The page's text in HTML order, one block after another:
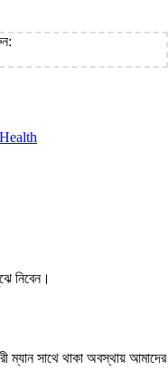
নিবেন।
ম্যান সাথে থাকা অবস্থায় আমাদের